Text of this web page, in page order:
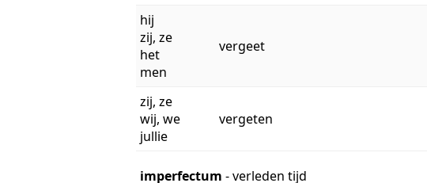
hij
zij, ze
het
men
vergeet
zij, ze
wij, we
jullie
vergeten
imperfectum - verleden tijd